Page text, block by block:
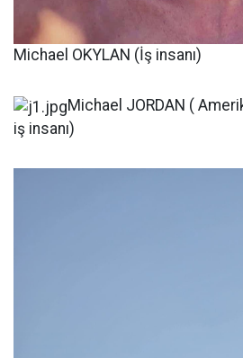
Michael OKYLAN (İş insanı)
Michael JORDAN (
iş insanı)